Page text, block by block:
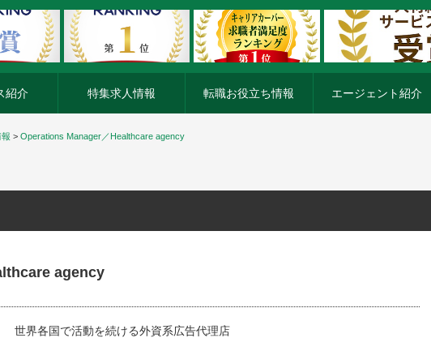
スジャパン
紹介 特集求人情報 転職お役立ち情報 エージェント紹介
> Operations Manager／Healthcare agency
agency
世界各国で活動を続ける外資系広告代理店